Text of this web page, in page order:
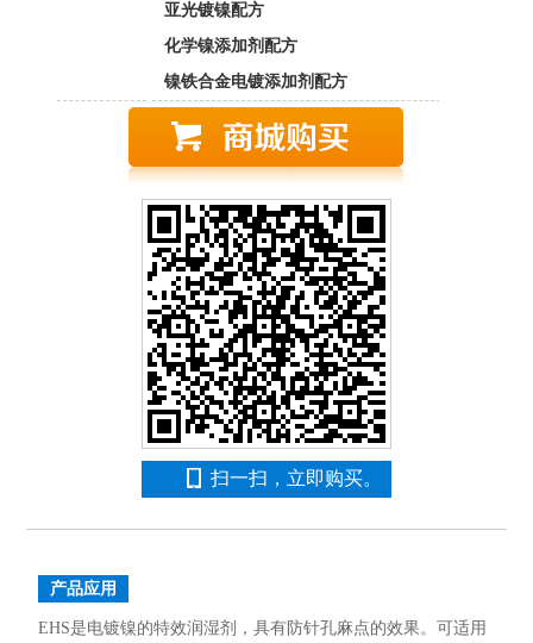
亚光镀镍配方
化学镍添加剂配方
镍铁合金电镀添加剂配方
扫一扫，立即购买。
产品应用
EHS是电镀镍的特效润湿剂，具有防针孔麻点的效果。可适用